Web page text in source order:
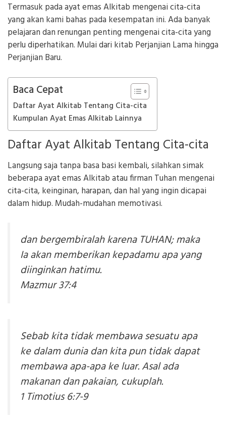
Termasuk pada ayat emas Alkitab mengenai cita-cita
yang akan kami bahas pada kesempatan ini. Ada banyak
pelajaran dan renungan penting mengenai cita-cita yang
perlu diperhatikan. Mulai dari kitab Perjanjian Lama hingga
Perjanjian Baru.
Baca Cepat
Daftar Ayat Alkitab Tentang Cita-cita
Kumpulan Ayat Emas Alkitab Lainnya
Daftar Ayat Alkitab Tentang Cita-cita
Langsung saja tanpa basa basi kembali, silahkan simak
beberapa ayat emas Alkitab atau firman Tuhan mengenai
cita-cita, keinginan, harapan, dan hal yang ingin dicapai
dalam hidup. Mudah-mudahan memotivasi.
dan bergembiralah karena TUHAN; maka
Ia akan memberikan kepadamu apa yang
diinginkan hatimu.
Mazmur 37:4
Sebab kita tidak membawa sesuatu apa
ke dalam dunia dan kita pun tidak dapat
membawa apa-apa ke luar. Asal ada
makanan dan pakaian, cukuplah.
1 Timotius 6:7-9